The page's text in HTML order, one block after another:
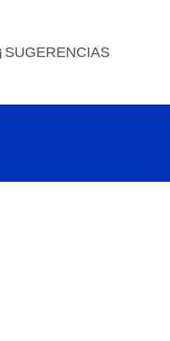
SUGERENCIAS